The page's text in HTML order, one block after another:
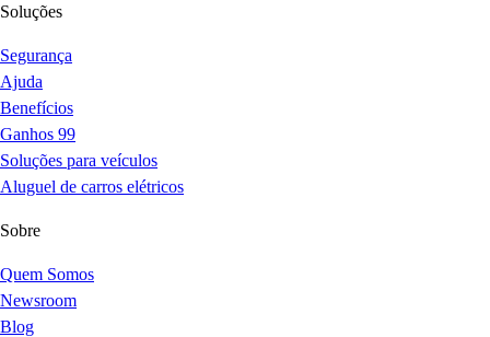
Soluções
Segurança
Ajuda
Benefícios
Ganhos 99
Soluções para veículos
Aluguel de carros elétricos
Sobre
Quem Somos
Newsroom
Blog